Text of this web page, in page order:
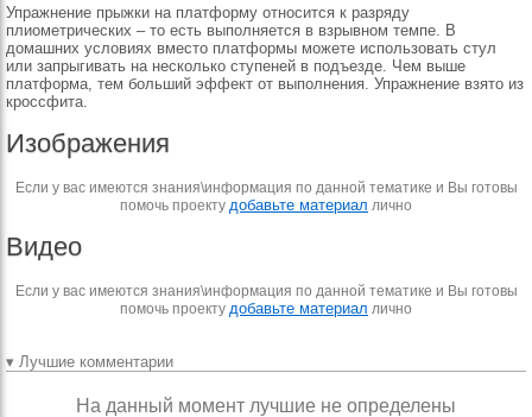
Упражнение прыжки на платформу относится к разряду
плиометрических – то есть выполняется в взрывном темпе. В
домашних условиях вместо платформы можете использовать стул
или запрыгивать на несколько ступеней в подъезде. Чем выше
платформа, тем больший эффект от выполнения. Упражнение взято из
кроссфита.
Изображения
Если у вас имеются знания\информация по данной тематике и Вы готовы
помочь проекту добавьте материал лично
Видео
Если у вас имеются знания\информация по данной тематике и Вы готовы
помочь проекту добавьте материал лично
▾ Лучшие комментарии
На данный момент лучшие не определены